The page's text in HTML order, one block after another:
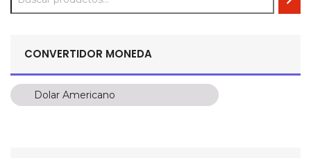
CONVERTIDOR MONEDA
Dolar Americano
Dolar Americano